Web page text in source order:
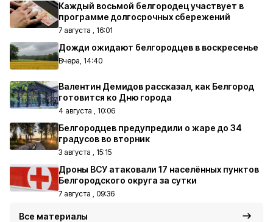
Каждый восьмой белгородец участвует в
программе долгосрочных сбережений
7 августа , 16:01
Дожди ожидают белгородцев в воскресенье
Вчера, 14:40
Валентин Демидов рассказал, как Белгород
готовится ко Дню города
4 августа , 10:06
Белгородцев предупредили о жаре до 34
градусов во вторник
3 августа , 15:15
Дроны ВСУ атаковали 17 населённых пунктов
Белгородского округа за сутки
7 августа , 09:36
Все материалы